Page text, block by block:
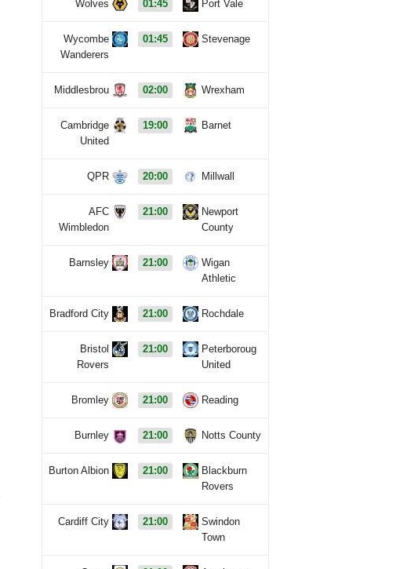
Wolves 01:45 Port Vale
Wycombe
Wanderers
01:45 Stevenage
Middlesbrou 02:00 Wrexham
Cambridge
United
19:00 Barnet
QPR 20:00 Millwall
AFC
Wimbledon
21:00
Newport
County
Barnsley 21:00
Wigan
Athletic
Bradford City 21:00 Rochdale
Bristol
Rovers
21:00
Peterboroug
United
Bromley 21:00 Reading
Burnley 21:00 Notts County
Burton Albion 21:00
Blackburn
Rovers
Cardiff City 21:00
Swindon
Town